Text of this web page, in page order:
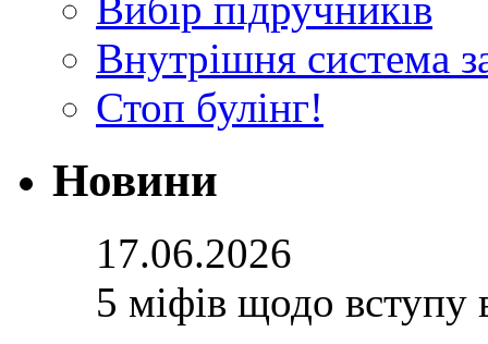
Вибір підручників
Внутрішня система
Стоп булінг!
Новини
17.06.2026
5 міфів щодо вступу